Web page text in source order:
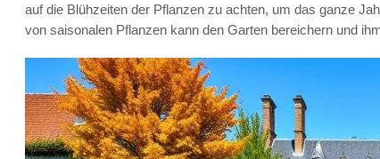
auf die Blühzeiten der Pflanzen zu achten, um das ganze
von saisonalen Pflanzen kann den Garten bereichern und